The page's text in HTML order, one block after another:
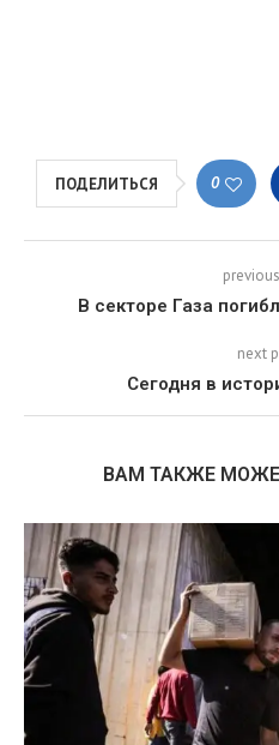
ПОДЕЛИТЬСЯ 0
В секторе Газа
next
Сегодня в
ВАМ ТАКЖЕ